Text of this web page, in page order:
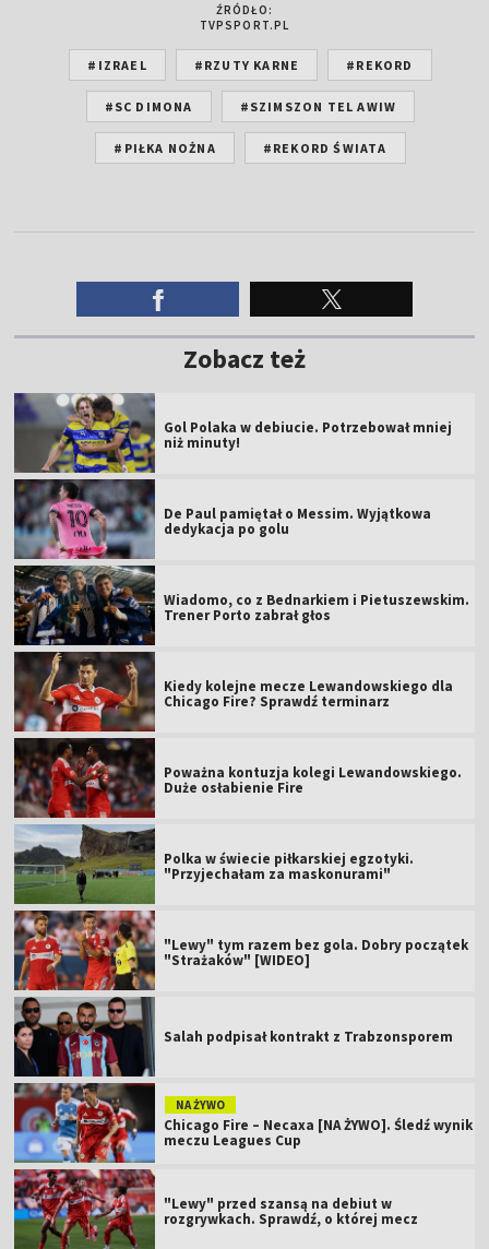
ŹRÓDŁO:
TVPSPORT.PL
#IZRAEL #RZUTY KARNE #REKORD
#SC DIMONA #SZIMSZON TEL AWIW
#PIŁKA NOŻNA #REKORD ŚWIATA
Zobacz też
Gol Polaka w debiucie. Potrzebował mniej
niż minuty!
De Paul pamiętał o Messim. Wyjątkowa
dedykacja po golu
Wiadomo, co z Bednarkiem i Pietuszewskim.
Trener Porto zabrał głos
Kiedy kolejne mecze Lewandowskiego dla
Chicago Fire? Sprawdź terminarz
Poważna kontuzja kolegi Lewandowskiego.
Duże osłabienie Fire
Polka w świecie piłkarskiej egzotyki.
"Przyjechałam za maskonurami"
"Lewy" tym razem bez gola. Dobry początek
"Strażaków" [WIDEO]
Salah podpisał kontrakt z Trabzonsporem
NA ŻYWO
Chicago Fire – Necaxa [NA ŻYWO]. Śledź wynik
meczu Leagues Cup
"Lewy" przed szansą na debiut w
rozgrywkach. Sprawdź, o której mecz